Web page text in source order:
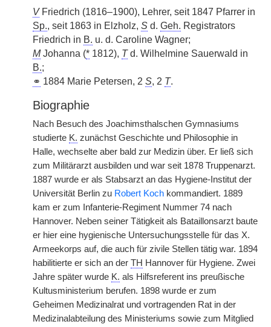
VFriedrich (1816–1900), Lehrer, seit 1847 Pfarrer in
Sp., seit 1863 in Elzholz, S d. Geh. Registrators
Friedrich in B. u. d. Caroline Wagner;
MJohanna (* 1812), Td. Wilhelmine Sauerwald in
B.;
⚭ 1884 Marie Petersen, 2 S, 2 T.
Biographie
Nach Besuch des Joachimsthalschen Gymnasiums
studierte K. zunächst Geschichte und Philosophie in
Halle, wechselte aber bald zur Medizin über. Er ließ sich
zum Militärarzt ausbilden und war seit 1878 Truppenarzt.
1887 wurde er als Stabsarzt an das Hygiene-Institut der
Universität Berlin zu Robert Koch kommandiert. 1889
kam er zum Infanterie-Regiment Nummer 74 nach
Hannover. Neben seiner Tätigkeit als Bataillonsarzt baute
er hier eine hygienische Untersuchungsstelle für das X.
Armeekorps auf, die auch für zivile Stellen tätig war. 1894
habilitierte er sich an der TH Hannover für Hygiene. Zwei
Jahre später wurde K. als Hilfsreferent ins preußische
Kultusministerium berufen. 1898 wurde er zum
Geheimen Medizinalrat und vortragenden Rat in der
Medizinalabteilung des Ministeriums sowie zum Mitglied